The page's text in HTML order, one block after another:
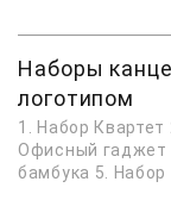
Наборы
логотипом
1. Набор
Офисный гаджет
бамбука 5.